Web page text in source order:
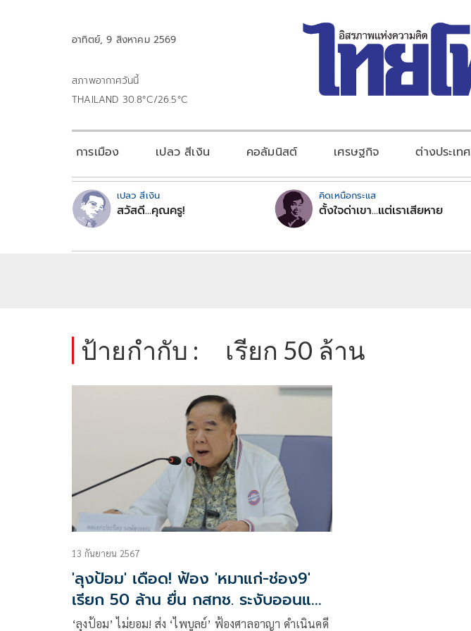
อาทิตย์, 9 สิงหาคม 2569
สภาพอากาศวันนี้
THAILAND 30.8°C/26.5°C
การเมือง เปลว สีเงิน คอลัมนิสต์ เศรษฐกิจ ต่างประเทศ
เปลว สีเงิน
สวัสดี...คุณครู!
คิดเหนือกระแส
ตั้งใจด่าเขา...แต่เราเสียหาย
ป้ายกำกับ : เรียก 50 ล้าน
13 กันยายน 2567
'ลุงป้อม' เดือด! ฟ้อง 'หมาแก่-ช่อง9'
เรียก 50 ล้าน ยื่น กสทช. ระงับออนแอร์
'เจาะลึกทั่วไทย'
‘ลุงป้อม’ ไม่ยอม! ส่ง ‘ไพบูลย์’ ฟ้องศาลอาญา ดำเนินคดี